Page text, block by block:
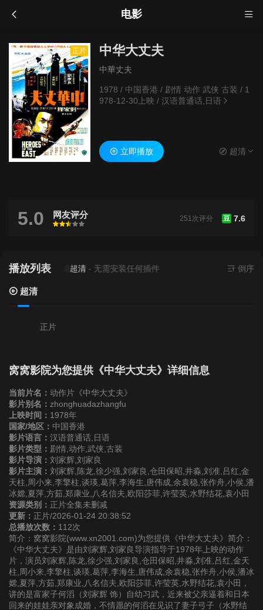
电影
正片 中华大丈夫
中華丈夫
1978 / 中国香港 / 剧情 动作 武侠 古装/ 1
978-12-30上映 / 汉语普通话,日语
立即播放 超清
5.0 网友评分
很差
较差还行推荐力荐
豆 7.6
251次评分
播放列表
当前资源来源 超清- 无需安装任何插件 倒序
超清
正片
窝窝影院为您提供《中华大丈夫》详细信息
当前片名： 动作片《中华大丈夫》
影片别名： zhonghuadazhangfu
上映时间： 1978年
国家/地区： 中国香港
影片语言： 汉语普通话,日语
影片类型： 剧情,动作,武侠,古装
影片导演： 刘家辉,刘家良
影片主演： 刘家辉,陈龙,徐少强,刘家良,仓田保昭,井淼,刘准,吕红,金
天柱,周小来,李擎柱,谈瑛,葛萍,李海生,唐伟成,余袁稳,张作舟,小侯,潘
冰嫦,夏萍,方茹,郑康业,八名信夫,欧阳莎菲,许莹英,水野结花,袁小田
资源类别： 正片全集未删减
更新： 正片/2026-01-24 20:38:52
总播放次数： 112次
简介：窝窝影院(www.xn2001.com)为您提供《中华大丈夫》简介：
《中华大丈夫》是由刘家辉,刘家良导演指导于1978年上映的动作
片，演员刘家辉,陈龙,徐少强,刘家良,仓田保昭,井淼,刘准,吕红,金天
柱,周小来,李擎柱,谈瑛,葛萍,李海生,唐伟成,余袁稳,张作舟,小侯,潘冰
嫦,夏萍,方茹,郑康业,八名信夫,欧阳莎菲,许莹英,水野结花,袁小田，
讲的是富家子何滔（刘家辉 饰）自幼习武，近来被父亲逼着和日本
回来的娃娃亲对象成婚，不情愿的何滔在见识了妻子弓子（水野结